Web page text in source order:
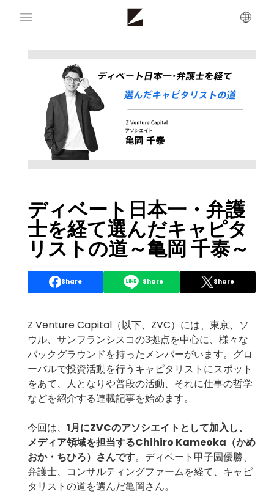
ディベート日本一・弁護
士を経て選んだキャピタ
リストの道～亀岡 千泰～
Share Share Share
Z Venture Capital（以下、ZVC）には、東京、ソ
ウル、サンフランシスコの3拠点を中心に、様々な
バックグラウンドを持ったメンバーがいます。グロ
ーバルで投資活動を行うキャピタリストにスポット
をあて、人となりや普段の活動、それに仕事の哲学
などを紹介する連載記事を始めます。
今回は、 1月にZVCのアソシエイトとして加入し、
メディア領域を担当するChihiro Kameoka （かめ
おか・ちひろ）さんです。ディベート甲子園優勝、
弁護士、コンサルティングファームを経て、キャピ
タリストの道を選んだ亀岡さん。